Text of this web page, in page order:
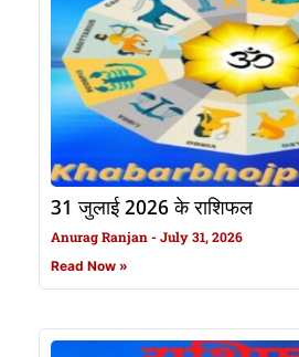
31 जुलाई 2026 के राशिफल
Anurag Ranjan July 31, 2026
Read Now »